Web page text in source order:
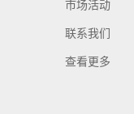
市场活动
联系我们
查看更多